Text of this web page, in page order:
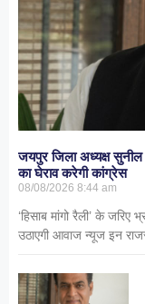
जयपुर जिला अध्यक्ष
का घेराव करेगी कांग्रेस
08/08/2026 8:44 am
‘हिसाब मांगो रैली’ के
उठाएगी आवाज न्यूज इन